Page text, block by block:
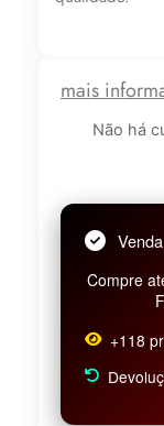
mais
Não há
Compre
+118